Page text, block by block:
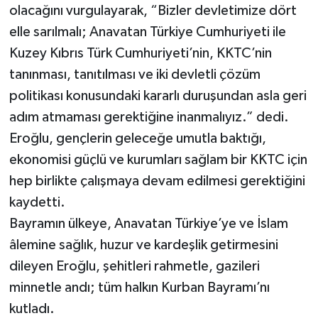
olacağını vurgulayarak, “Bizler devletimize dört
elle sarılmalı; Anavatan Türkiye Cumhuriyeti ile
Kuzey Kıbrıs Türk Cumhuriyeti’nin, KKTC’nin
tanınması, tanıtılması ve iki devletli çözüm
politikası konusundaki kararlı duruşundan asla geri
adım atmaması gerektiğine inanmalıyız.” dedi.
Eroğlu, gençlerin geleceğe umutla baktığı,
ekonomisi güçlü ve kurumları sağlam bir KKTC için
hep birlikte çalışmaya devam edilmesi gerektiğini
kaydetti.
Bayramın ülkeye, Anavatan Türkiye’ye ve İslam
âlemine sağlık, huzur ve kardeşlik getirmesini
dileyen Eroğlu, şehitleri rahmetle, gazileri
minnetle andı; tüm halkın Kurban Bayramı’nı
kutladı.